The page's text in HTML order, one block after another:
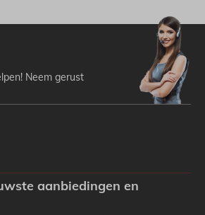
Neem gerust
aanbiedingen en